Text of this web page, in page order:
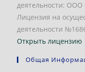
деятельности:
Лицензия на
деятельности
Открыть лицензию
Общая